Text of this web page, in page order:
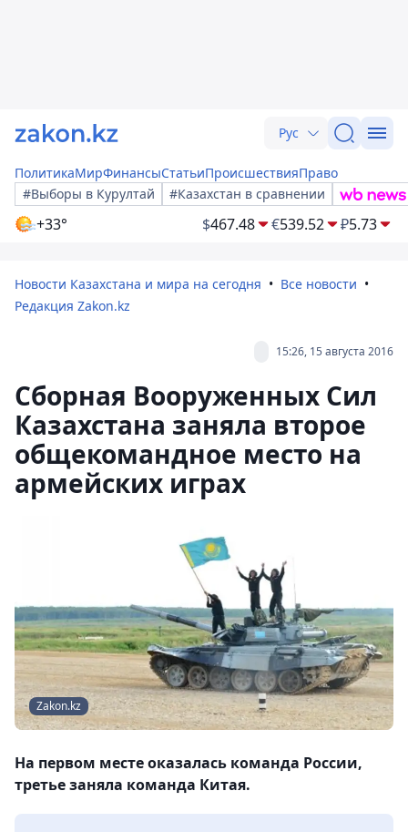
Рус
ПолитикаМирФинансыСтатьиПроисшествияПраво
#Выборы в Курултай
#Казахстан в сравнении
+33° $467.48 €539.52 ₽5.73
Новости Казахстана и мира на сегодня
Все новости
Редакция Zakon.kz
15:26, 15 августа 2016
Сборная Вооруженных Сил
Казахстана заняла второе
общекомандное место на
армейских играх
Zakon.kz
На первом месте оказалась команда России,
третье заняла команда Китая.